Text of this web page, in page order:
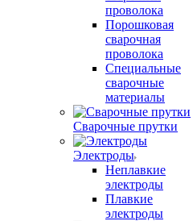
проволока
Порошковая
сварочная
проволока
Специальные
сварочные
материалы
Сварочные прутки
Электроды
Неплавкие
электроды
Плавкие
электроды